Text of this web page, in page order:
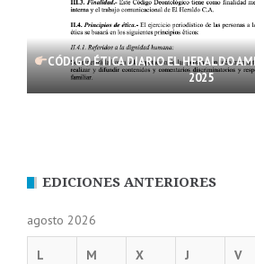
CÓDIGO ÉTICA DIARIO EL HERALDO
2025
EDICIONES ANTERIORES
agosto 2026
L M X J V